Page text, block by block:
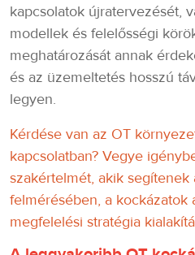
kapcsolatok újratervezését,
modellek és felelősségi
meghatározását annak
és az üzemeltetés hosszú
legyen.
Kérdése van az OT
kapcsolatban? Vegye
szakértelmét, akik
felmérésében, a kockázatok
megfelelési stratégia